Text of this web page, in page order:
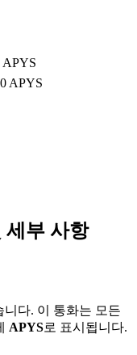
APYS
APYS
세부 사항
다. 이 통화는 모든
APYS로 표시됩니다.